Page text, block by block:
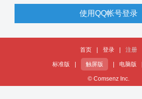
使用QQ帐号登录
首页 登录 注册
标准版 触屏版 电脑版
© Comsenz Inc.